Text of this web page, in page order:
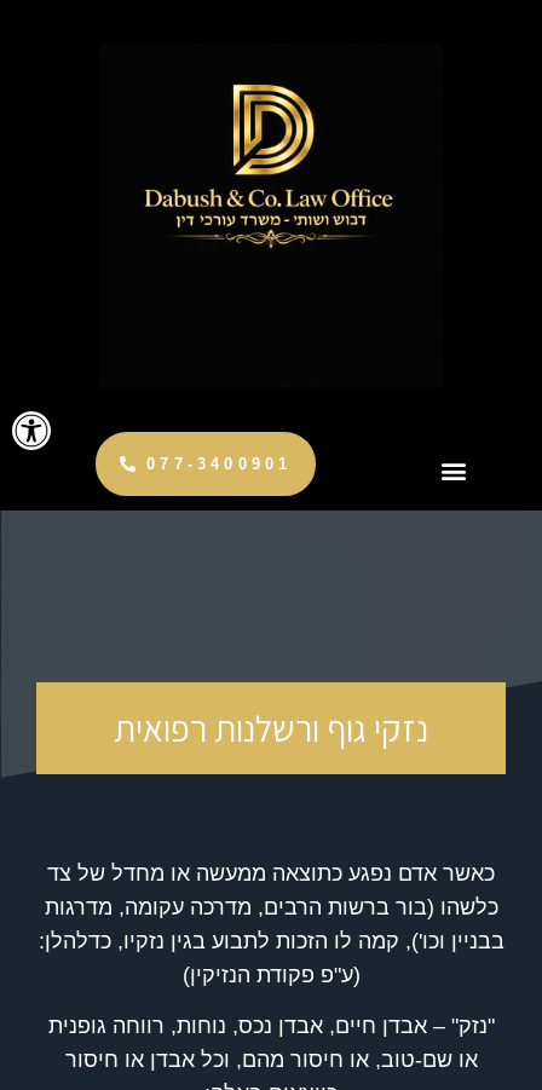
077-3400901
נזקי גוף ורשלנות רפואית
כאשר אדם נפגע כתוצאה ממעשה או מחדל של צד
כלשהו (בור ברשות הרבים, מדרכה עקומה, מדרגות
בבניין וכו'), קמה לו הזכות לתבוע בגין נזקיו, כדלהלן:
(ע"פ פקודת הנזיקין)
"נזק" – אבדן חיים, אבדן נכס, נוחות, רווחה גופנית
או שם-טוב, או חיסור מהם, וכל אבדן או חיסור